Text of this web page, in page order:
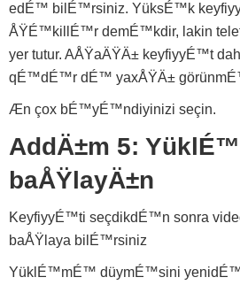
edÉ™ bilÉ™rsiniz. YüksÉ™k
ÅŸÉ™killÉ™r demÉ™kdir, lakin
yer tutur. AÅŸaÄŸÄ± keyfiyyÉ™t
qÉ™dÉ™r dÉ™ yaxÅŸÄ±
Æn çox bÉ™yÉ™ndiyinizi seçin.
AddÄ±m 5:
baÅŸlayÄ±n
KeyfiyyÉ™ti seçdikdÉ™n sonra
baÅŸlaya bilÉ™rsiniz
YüklÉ™mÉ™ düymÉ™sini